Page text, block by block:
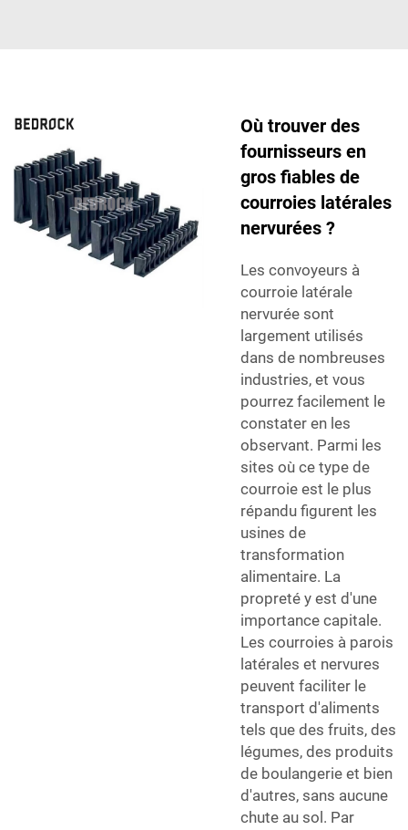
Où trouver des
fournisseurs en
gros fiables de
courroies latérales
nervurées ?
Les convoyeurs à
courroie latérale
nervurée sont
largement utilisés
dans de nombreuses
industries, et vous
pourrez facilement le
constater en les
observant. Parmi les
sites où ce type de
courroie est le plus
répandu figurent les
usines de
transformation
alimentaire. La
propreté y est d'une
importance capitale.
Les courroies à parois
latérales et nervures
peuvent faciliter le
transport d'aliments
tels que des fruits, des
légumes, des produits
de boulangerie et bien
d'autres, sans aucune
chute au sol. Par